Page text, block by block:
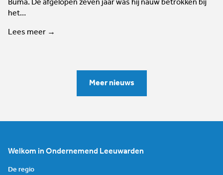
Buma. De afgelopen zeven jaar was hij nauw betrokken bij
het…
Lees meer →
Meer nieuws
Welkom in Ondernemend Leeuwarden
De regio